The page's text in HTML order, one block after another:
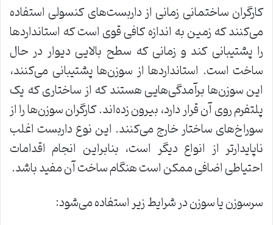
کارگران ساختمانی زمانی از داربست‌های کنسولی استفاده
می‌کنند که زمین به اندازه کافی قوی است که استانداردها
را پشتیبانی کند و زمانی که سطح بالایی دیوار در حال
ساخت است. استانداردها از سوزن‌ها پشتیبانی می‌کنند،
این سوزن‌ها برآمدگی‌هایی هستند که از ساختاری که یک
پلتفرم روی آن قرار دارد، بیرون زده‌اند. کارگران سوزن‌ها را از
سوراخ‌های ساختار خارج می‌کنند. این نوع داربست اغلب
ناپایدارتر از انواع دیگر است، بنابراین انجام اقدامات
احتیاطی اضافی ممکن است هنگام ساخت آن مفید باشد.
سرسوزن یا سوزن در شرایط زیر استفاده می‌شود: